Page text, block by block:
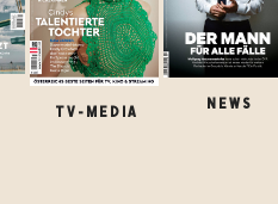
TV-MEDIA
NEWS